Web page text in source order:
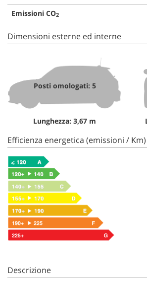
Emissioni CO2
Dimensioni esterne ed interne
Posti omologati: 5
Lunghezza: 3,67 m
Efficienza energetica (emissioni / Km)
Descrizione